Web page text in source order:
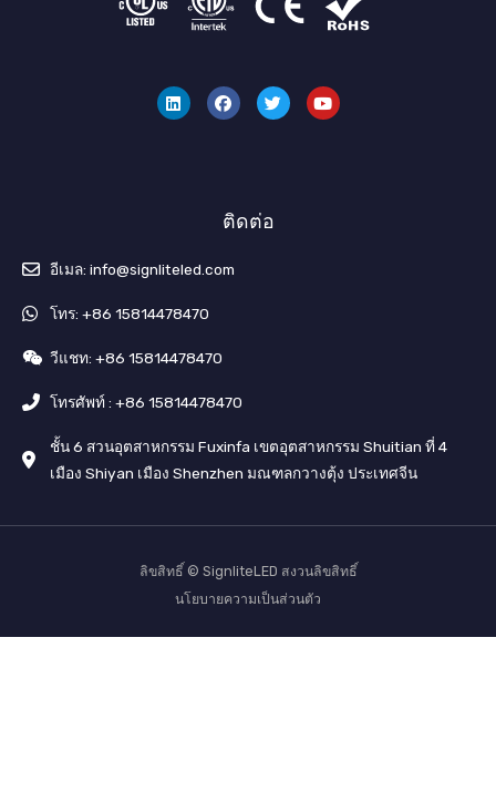
ค์
อิ
น
ส
บุ๊
ค
ต
เ
ต
ป
ติดต่อ
อีเมล: info@signliteled.com
โทร: +86 15814478470
วีแชท: +86 15814478470
โทรศัพท์ : +86 15814478470
ชั้น 6 สวนอุตสาหกรรม Fuxinfa เขตอุตสาหกรรม Shuitian ที่ 4
เมือง Shiyan เมือง Shenzhen มณฑลกวางตุ้ง ประเทศจีน
ลิขสิทธิ์ © SignliteLED สงวนลิขสิทธิ์
นโยบายความเป็นส่วนตัว